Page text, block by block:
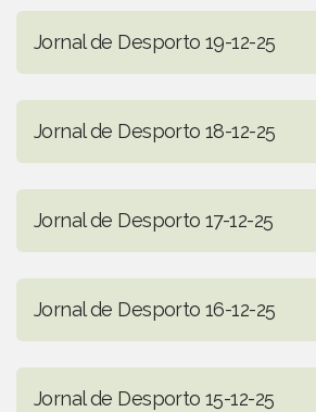
Jornal de Desporto 19-12-25
Jornal de Desporto 18-12-25
Jornal de Desporto 17-12-25
Jornal de Desporto 16-12-25
Jornal de Desporto 15-12-25